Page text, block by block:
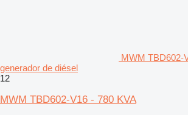
MWM TBD602-
generador de diésel
12
MWM TBD602-V16 - 780 KVA